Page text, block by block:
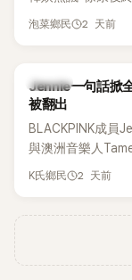
泡菜鄉民 2 天前
K-POP
Jennie一句話掀
被翻出
BLACKPINK成員
與澳洲音樂人
Remix）〉的幕後
K氏鄉民 2 天前